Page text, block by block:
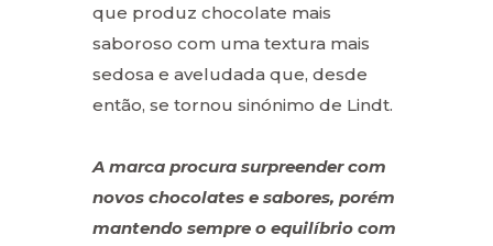
que produz chocolate mais
saboroso com uma textura mais
sedosa e aveludada que, desde
então, se tornou sinónimo de Lindt.
A marca procura surpreender com
novos chocolates e sabores, porém
mantendo sempre o equilíbrio com